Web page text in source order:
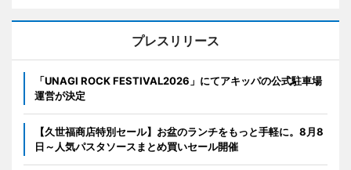
プレスリリース
「UNAGI ROCK FESTIVAL2026」にてアキッパの公式駐車場
運営が決定
【久世福商店特別セール】お盆のランチをもっと手軽に。8月8
日～人気パスタソースまとめ買いセール開催